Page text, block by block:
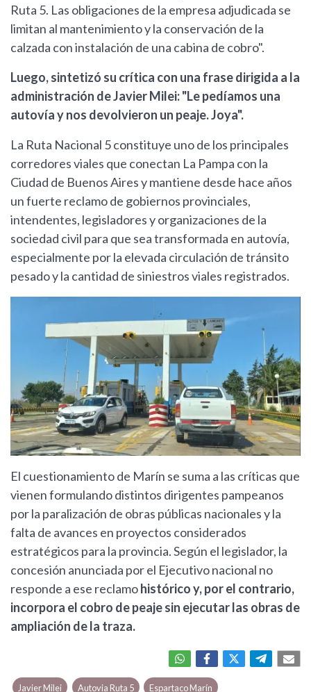
Ruta 5. Las obligaciones de la empresa adjudicada se
limitan al mantenimiento y la conservación de la
calzada con instalación de una cabina de cobro".
Luego, sintetizó su crítica con una frase dirigida a la
administración de Javier Milei: "Le pedíamos una
autovía y nos devolvieron un peaje. Joya".
La Ruta Nacional 5 constituye uno de los principales
corredores viales que conectan La Pampa con la
Ciudad de Buenos Aires y mantiene desde hace años
un fuerte reclamo de gobiernos provinciales,
intendentes, legisladores y organizaciones de la
sociedad civil para que sea transformada en autovía,
especialmente por la elevada circulación de tránsito
pesado y la cantidad de siniestros viales registrados.
El cuestionamiento de Marín se suma a las críticas que
vienen formulando distintos dirigentes pampeanos
por la paralización de obras públicas nacionales y la
falta de avances en proyectos considerados
estratégicos para la provincia. Según el legislador, la
concesión anunciada por el Ejecutivo nacional no
responde a ese reclamohistórico y, por el contrario,
incorpora el cobro de peaje sin ejecutar las obras de
ampliación de la traza.
Javier Milei Autovia Ruta 5 Espartaco Marín